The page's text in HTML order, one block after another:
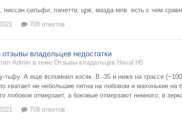
ниссан сильфи, лачетти, црв, мазда мпв. есть с чем
708 ответов
отзывы владельцев недостатки
Admin в теме Отзывы владельцев Haval H5
тьфу. А еще вспомнил косяк. В -35 и ниже на трассе
хватает не небольшие пятна на лобовом и махонькие
лобовое отмерзает, а боковые отмерзают немного, в
708 ответов